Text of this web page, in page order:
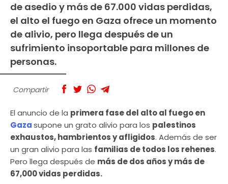
de asedio y más de 67.000 vidas perdidas,
el alto el fuego en Gaza ofrece un momento
de alivio, pero llega después de un
sufrimiento insoportable para millones de
personas.
Compartir
El anuncio de la primera fase del alto al fuego en
Gazasupone un grato alivio para los palestinos
exhaustos, hambrientos y afligidos. Además de ser
un gran alivio para las familias de todos los rehenes.
Pero llega después de más de dos años y más de
67,000 vidas perdidas.